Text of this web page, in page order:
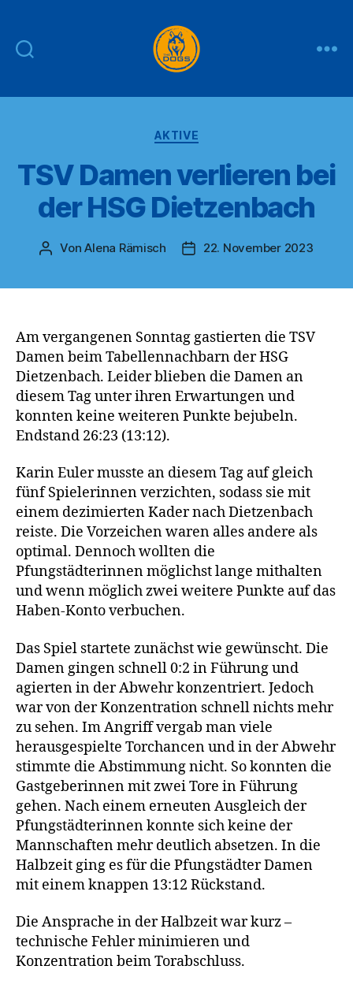
DOGS
Kategorien
AKTIVE
TSV Damen verlieren bei
der HSG Dietzenbach
Beitragsautor
VonAlena Rämisch Veröffentlichungsdatum
22. November 2023
Am vergangenen Sonntag gastierten die TSV
Damen beim Tabellennachbarn der HSG
Dietzenbach. Leider blieben die Damen an
diesem Tag unter ihren Erwartungen und
konnten keine weiteren Punkte bejubeln.
Endstand 26:23 (13:12).
Karin Euler musste an diesem Tag auf gleich
fünf Spielerinnen verzichten, sodass sie mit
einem dezimierten Kader nach Dietzenbach
reiste. Die Vorzeichen waren alles andere als
optimal. Dennoch wollten die
Pfungstädterinnen möglichst lange mithalten
und wenn möglich zwei weitere Punkte auf das
Haben-Konto verbuchen.
Das Spiel startete zunächst wie gewünscht. Die
Damen gingen schnell 0:2 in Führung und
agierten in der Abwehr konzentriert. Jedoch
war von der Konzentration schnell nichts mehr
zu sehen. Im Angriff vergab man viele
herausgespielte Torchancen und in der Abwehr
stimmte die Abstimmung nicht. So konnten die
Gastgeberinnen mit zwei Tore in Führung
gehen. Nach einem erneuten Ausgleich der
Pfungstädterinnen konnte sich keine der
Mannschaften mehr deutlich absetzen. In die
Halbzeit ging es für die Pfungstädter Damen
mit einem knappen 13:12 Rückstand.
Die Ansprache in der Halbzeit war kurz –
technische Fehler minimieren und
Konzentration beim Torabschluss.